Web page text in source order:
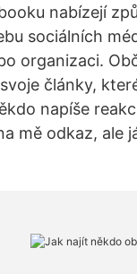
nabízejí
sociálních
organizaci.
články,
napíše
mě odkaz, ale